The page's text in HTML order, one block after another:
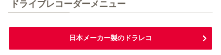
ドライブレコーダーメニュー
日本メーカー製のドラレコ